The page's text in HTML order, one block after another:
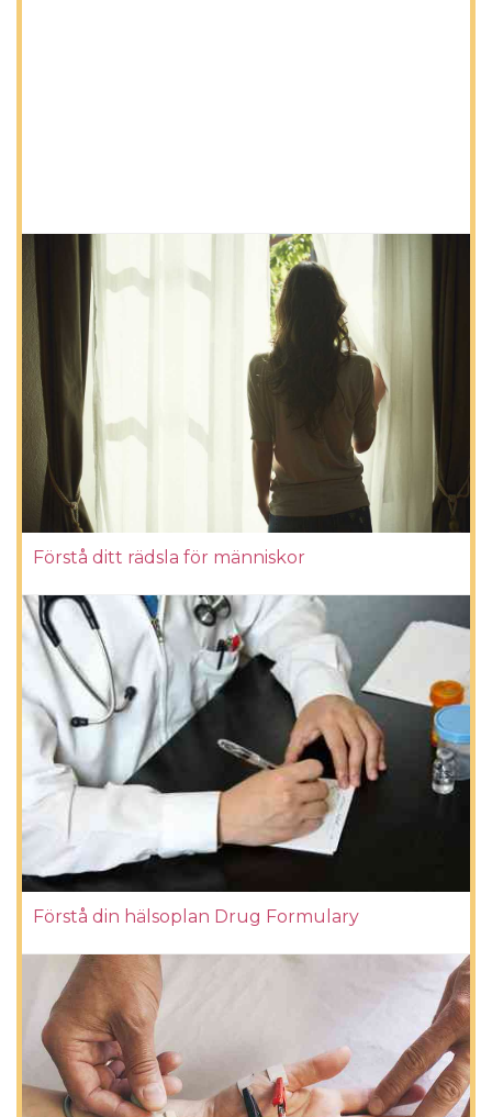
Förstå ditt rädsla för människor
Förstå din hälsoplan Drug Formulary